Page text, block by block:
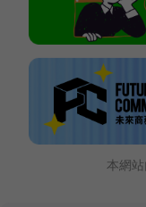
本網站